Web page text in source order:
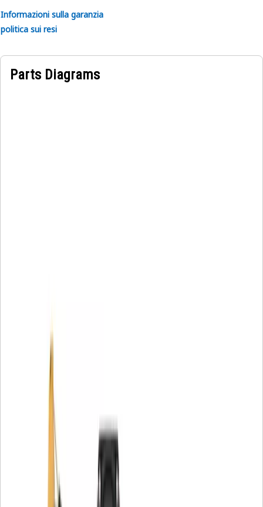
Informazioni sulla garanzia
politica sui resi
Parts Diagrams